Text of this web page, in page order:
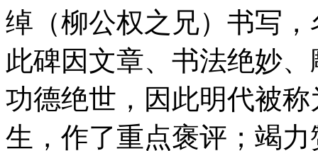
绰（柳公权之兄）书写
此碑因文章、书法绝妙
功德绝世，因此明代被
生，作了重点褒评；竭